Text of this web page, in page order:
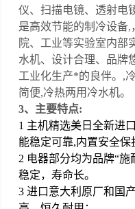
仪、扫描电镜、透射电
是高效节能的制冷设备
院、工业等实验室内部
水机、设计合理、品牌
工业化生产*的良伴。 ,
简便,冷热两用冷水机。
3、 主要特点:
1 主机精选美日全新进
能稳定可靠,内置安全保
2 电器部分均为品牌“
稳定，寿命长。
3 进口意大利原厂和国